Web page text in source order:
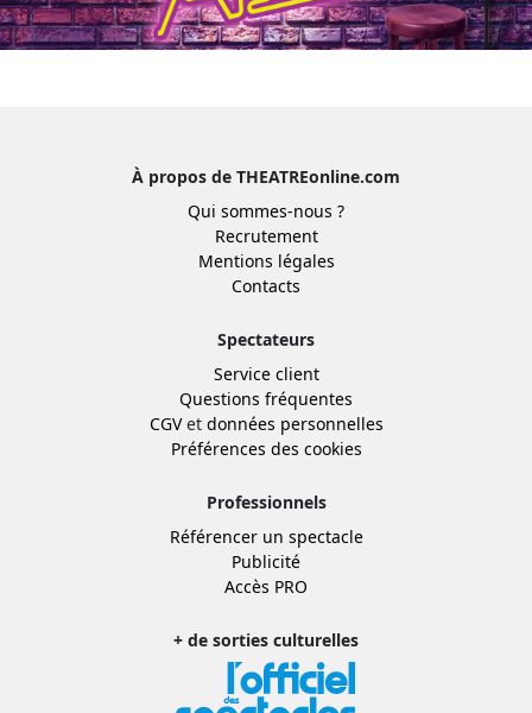
À propos de THEATREonline.com
Qui sommes-nous ?
Recrutement
Mentions légales
Contacts
Spectateurs
Service client
Questions fréquentes
CGVet données personnelles
Préférences des cookies
Professionnels
Référencer un spectacle
Publicité
Accès PRO
+ de sorties culturelles